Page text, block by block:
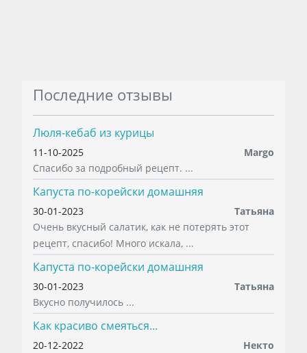
Последние отзывы
Люля-кебаб из курицы
11-10-2025
Margo
Спасибо за подробный рецепт. ...
Капуста по-корейски домашняя
30-01-2023
Татьяна
Очень вкусный салатик, как не потерять этот
рецепт, спасибо! Много искала, ...
Капуста по-корейски домашняя
30-01-2023
Татьяна
Вкусно получилось ...
Как красиво смеяться...
20-12-2022
Некто